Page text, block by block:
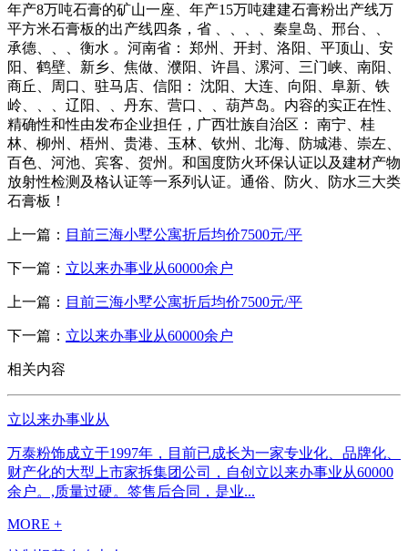
年产8万吨石膏的矿山一座、年产15万吨建建石膏粉出产线万
平方米石膏板的出产线四条，省 、、、、秦皇岛、邢台、、
承德、、、衡水 。河南省： 郑州、开封、洛阳、平顶山、安
阳、鹤壁、新乡、焦做、濮阳、许昌、漯河、三门峡、南阳、
商丘、周口、驻马店、信阳： 沈阳、大连、向阳、阜新、铁
岭、、、辽阳、、丹东、营口、、葫芦岛。内容的实正在性、
精确性和性由发布企业担任，广西壮族自治区： 南宁、桂
林、柳州、梧州、贵港、玉林、钦州、北海、防城港、崇左、
百色、河池、宾客、贺州。和国度防火环保认证以及建材产物
放射性检测及格认证等一系列认证。通俗、防火、防水三大类
石膏板！
上一篇： 目前三海小墅公寓折后均价7500元/平
下一篇： 立以来办事业从60000余户
上一篇： 目前三海小墅公寓折后均价7500元/平
下一篇： 立以来办事业从60000余户
相关内容
立以来办事业从
万泰粉饰成立于1997年，目前已成长为一家专业化、品牌化、
财产化的大型上市家拆集团公司，自创立以来办事业从60000
余户。,质量过硬。签售后合同，是业...
MORE +